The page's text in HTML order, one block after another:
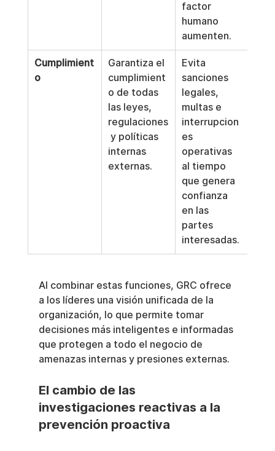
factor
humano
aumenten.
Cumplimient
o
Garantiza el
cumplimient
o de todas
las leyes,
regulaciones
y políticas
internas
externas.
Evita
sanciones
legales,
multas e
interrupcion
es
operativas
al tiempo
que genera
confianza
en las
partes
interesadas.
Al combinar estas funciones, GRC ofrece
a los líderes una visión unificada de la
organización, lo que permite tomar
decisiones más inteligentes e informadas
que protegen a todo el negocio de
amenazas internas y presiones externas.
El cambio de las
investigaciones reactivas a la
prevención proactiva